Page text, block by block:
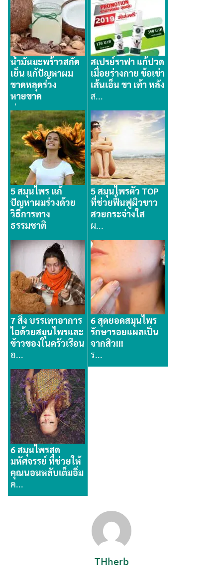
น้ำมันมะพร้าวสกัด
เย็น แก้ปัญหาผม
ขาดหลุดร่วง
หายขาด
ป...
สเปรย์ราฟา แก้ปวด
เมื่อยร่างกาย ข้อเข่า
เส้นเอ็น ขา เท้า หลัง
ส...
5 สมุนไพร แก้
ปัญหาผมร่วงด้วย
วิธีการทาง
ธรรมชาติ
5 สมุนไพรตัว TOP
ที่ช่วยฟื้นฟูผิวขาว
สวยกระจ่างใส
ผ...
7 สิ่ง บรรเทาอาการ
ไอด้วยสมุนไพรและ
ข้าวของในครัวเรือน
อ...
6 สุดยอดสมุนไพร
รักษารอยแผลเป็น
จากสิว!!!
ร...
6 สมุนไพรสุด
มหัศจรรย์ ที่ช่วยให้
คุณนอนหลับเต็มอิ่ม
ค...
THherb